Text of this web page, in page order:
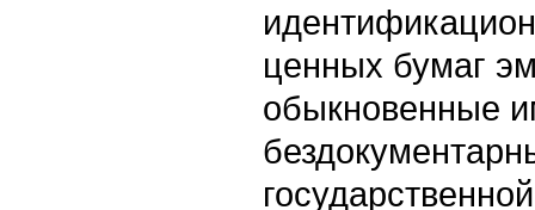
ценных бумаг
обыкновенные